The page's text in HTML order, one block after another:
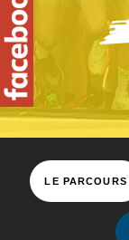
LE PARCOURS